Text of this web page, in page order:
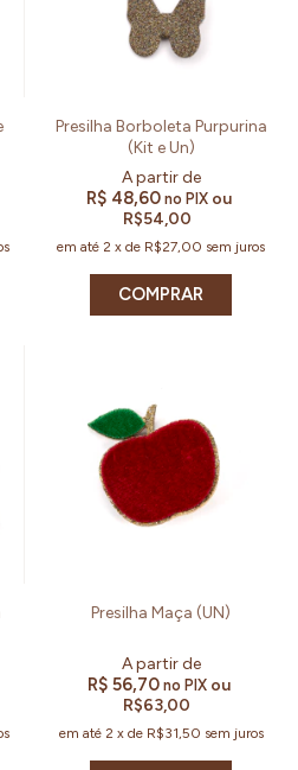
Presilha Borboleta Purpurina
(Kit e Un)
R$ 48,60no PIX ou
R$54,00
em até2 xde R$27,00 sem juros
COMPRAR
Presilha Maça (UN)
R$ 56,70no PIX ou
R$63,00
em até 2 x de R$31,50 sem juros